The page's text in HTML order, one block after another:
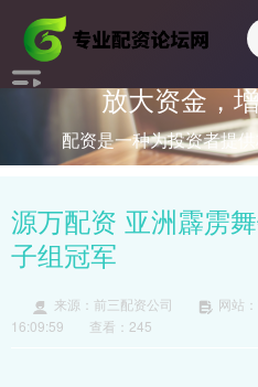
放大资金，
配资是一种为投资者提
源万配资 亚洲霹雳
子组冠军
来源：前三配资公司 网站
16:09:59
查看：245